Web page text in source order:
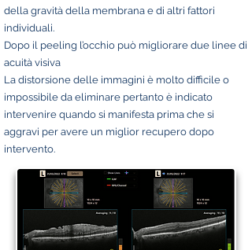
della gravità della membrana e di altri fattori
individuali.
Dopo il peeling l’occhio può migliorare due linee di
acuità visiva
La distorsione delle immagini è molto difficile o
impossibile da eliminare pertanto è indicato
intervenire quando si manifesta prima che si
aggravi per avere un miglior recupero dopo
intervento.